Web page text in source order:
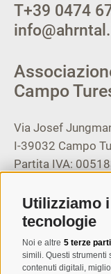
Utilizziamo
tecnologie
Noi e altre 5 terze parti
simili. Questi strumenti
contenuti digitali,
T+39 0474
Campo
Via Josef
I-39032 Campo
Partita IVA:
T+39 0474